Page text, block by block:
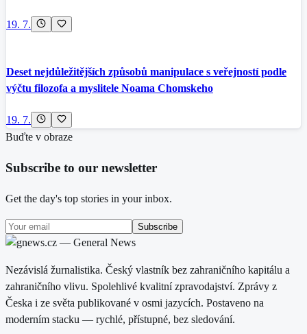
19. 7.
Deset nejdůležitějších způsobů manipulace s veřejností podle
výčtu filozofa a myslitele Noama Chomskeho
19. 7.
Buďte v obraze
Subscribe to our newsletter
Get the day's top stories in your inbox.
Subscribe
Nezávislá žurnalistika. Český vlastník bez zahraničního kapitálu a
zahraničního vlivu. Spolehlivé kvalitní zpravodajství. Zprávy z
Česka i ze světa publikované v osmi jazycích. Postaveno na
moderním stacku — rychlé, přístupné, bez sledování.